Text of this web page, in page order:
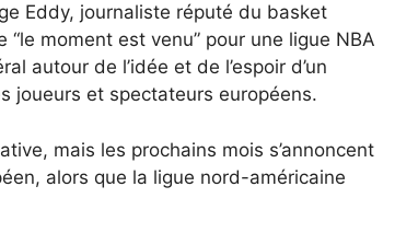
Eddy, journaliste réputé du basket
moment est venu” pour une ligue NBA
autour de l’idée et de l’espoir d’un
joueurs et spectateurs européens.
mais les prochains mois s’annoncent
alors que la ligue nord-américaine